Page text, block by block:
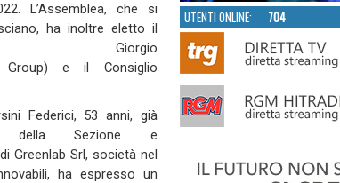
L’Assemblea, che si
ha inoltre eletto il
Giorgio
Group) e il Consiglio
Federici, 53 anni, già
della Sezione e
Greenlab Srl, società nel
, ha espresso un
UTENTI ONLINE: 704